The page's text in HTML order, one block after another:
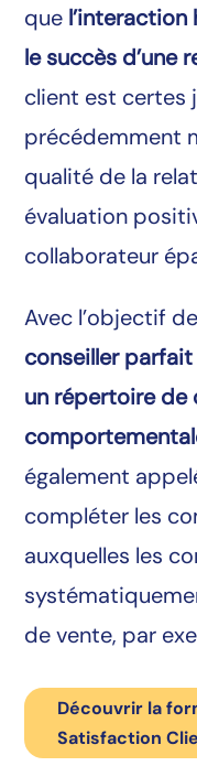
que l’interaction
le succès d’une
client est certes
précédemment
qualité de la
évaluation
collaborateur
Avec l’objectif
conseiller
un répertoire de
également
compléter les
auxquelles les
de vente, par
Découvrir la
Satisfaction